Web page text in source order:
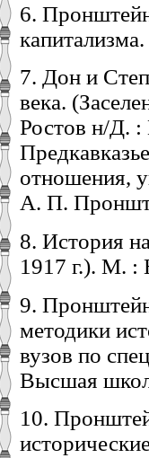
6.
7. Дон и
века.
Ростов н/Д. :
отношения,
А. П.
8. История
1917 г.). М. :
9.
методики
вузов по
Высшая
10.